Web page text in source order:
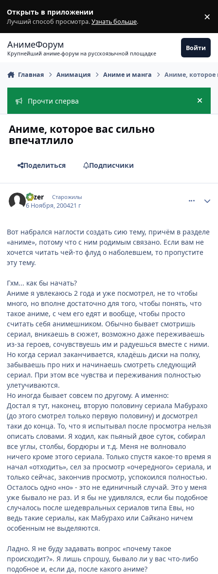
Открыть в приложении
Лучший способ просмотра.Узнать больше. ×
АнимеФорум
Крупнейший аниме-форум на русскоязычной площадке
Войти
Главная Анимация Аниме и манга Аниме, которое
Прочти сперва
Аниме, которое вас сильно
впечатлило
Поделиться Подписчики
Fazer Старожилы
6 Ноября, 200421 г
Вот набрался наглости создать сию тему, причём в разделе
«аниме», потому что с ним родимым связано. Если вам не
хочется читать чей-то флуд о наболевшем, то пропустите
эту тему.
Гхм... как бы начать?
Аниме я увлекаюсь 2 года и уже посмотрел, не то чтобы
много, но вполне достаточно для того, чтобы понять, что
такое аниме, с чем его едят и вообще, чтобы просто
считать себя анимешником. Обычно бывает смотришь
сериал, вникаешь в сюжет, возможно даже переживаешь
из-за героев, сочувствуешь им и радуешься вместе с ними.
Но когда сериал заканчивается, кладёшь диски на полку,
забываешь про них и начинаешь смотреть следующий
сериал. При этом все чувства и переживания полностью
улетучиваются.
Но иногда бывает совсем по другому. А именно:
Достал я тут, наконец, вторую половину сериала Мабурахо
(до этого смотрел только первую половину) и досмотрел
таки до конца. То, что я испытывал после просмотра нельзя
описать словами. Я ходил, как пьяный двое суток, собирал
все углы, столбы, бордюры и т.д. Меня не волновало
ничего кроме этого сериала. Только спустя какое-то время я
начал «отходить», сел за просмотр «очередного» сериала, и
только сейчас, закончив просмотр, успокоился полностью.
Осталось одно «но» - это не единичный случай. Это у меня
уже бывало не раз. И я бы не удивлялся, если бы подобное
случалось после шедевральных сериалов типа Евы, но
ведь такие сериалы, как Мабурахо или Сайкано ничем
особенным не выделяются.
Ладно. Я не буду задавать вопрос «почему такое
происходит?». Я лишь спрошу, бывало ли у вас что-либо
подобное и, если да, после какого аниме?